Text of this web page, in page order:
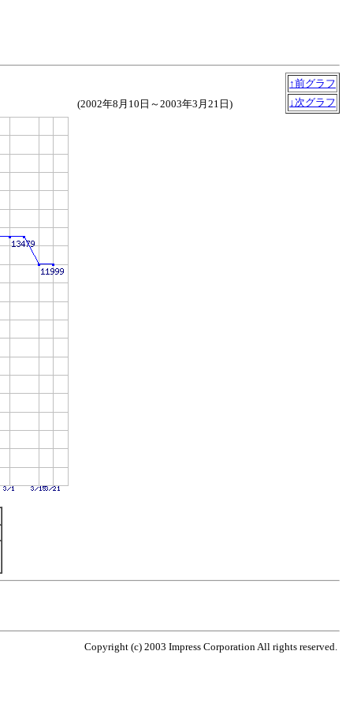
↑前グラフ
↓次グラフ
(2002年8月10日～2003年3月21日)
Copyright (c) 2003 Impress Corporation All rights reserved.